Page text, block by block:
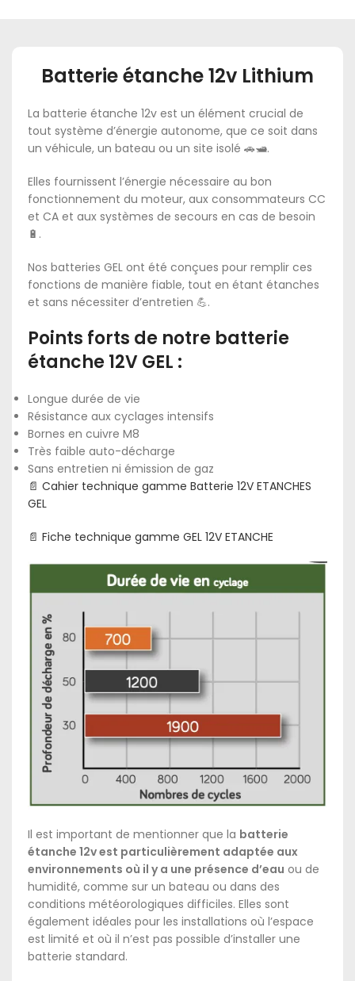
Batterie étanche 12v Lithium
La batterie étanche 12v est un élément crucial de
tout système d’énergie autonome, que ce soit dans
un véhicule, un bateau ou un site isolé 🚗🛥️.
Elles fournissent l’énergie nécessaire au bon
fonctionnement du moteur, aux consommateurs CC
et CA et aux systèmes de secours en cas de besoin
🔋.
Nos batteries GEL ont été conçues pour remplir ces
fonctions de manière fiable, tout en étant étanches
et sans nécessiter d’entretien 💪.
Points forts de notre batterie
étanche 12V GEL :
Longue durée de vie
Résistance aux cyclages intensifs
Bornes en cuivre M8
Très faible auto-décharge
Sans entretien ni émission de gaz
📄 Cahier technique gamme Batterie 12V ETANCHES
GEL
📄 Fiche technique gamme GEL 12V ETANCHE
Il est important de mentionner que la batterie
étanche 12v est particulièrement adaptée aux
environnements où il y a une présence d’eau ou de
humidité, comme sur un bateau ou dans des
conditions météorologiques difficiles. Elles sont
également idéales pour les installations où l’espace
est limité et où il n’est pas possible d’installer une
batterie standard.